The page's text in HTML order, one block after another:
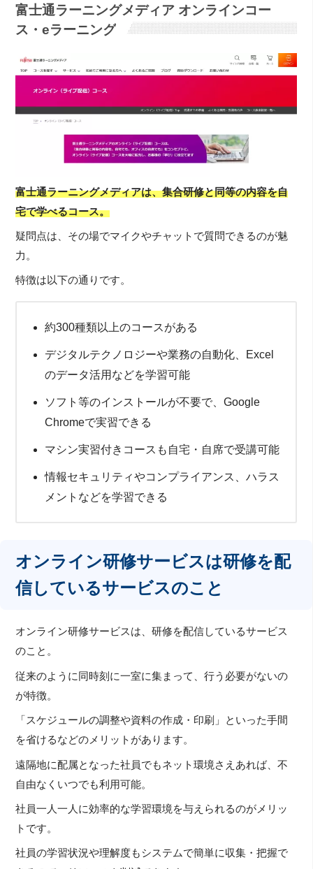
富士通ラーニングメディア オンラインコー
ス・eラーニング
富士通ラーニングメディアは、集合研修と同等の内容を自
宅で学べるコース。
疑問点は、その場でマイクやチャットで質問できるのが魅
力。
特徴は以下の通りです。
約300種類以上のコースがある
デジタルテクノロジーや業務の自動化、Excel
のデータ活用などを学習可能
ソフト等のインストールが不要で、Google
Chromeで実習できる
マシン実習付きコースも自宅・自席で受講可能
情報セキュリティやコンプライアンス、ハラス
メントなどを学習できる
オンライン研修サービスは研修を配
信しているサービスのこと
オンライン研修サービスは、研修を配信しているサービス
のこと。
従来のように同時刻に一室に集まって、行う必要がないの
が特徴。
「スケジュールの調整や資料の作成・印刷」といった手間
を省けるなどのメリットがあります。
遠隔地に配属となった社員でもネット環境さえあれば、不
自由なくいつでも利用可能。
社員一人一人に効率的な学習環境を与えられるのがメリッ
トです。
社員の学習状況や理解度もシステムで簡単に収集・把握で